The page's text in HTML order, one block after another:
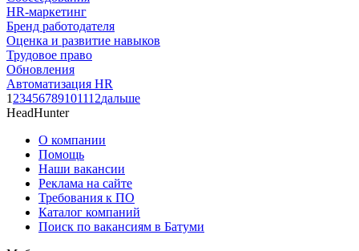
HR-маркетинг
Бренд работодателя
Оценка и развитие навыков
Трудовое право
Обновления
Автоматизация HR
1 23456789101112дальше
HeadHunter
О компании
Помощь
Наши вакансии
Реклама на сайте
Требования к ПО
Каталог компаний
Поиск по вакансиям в Батуми